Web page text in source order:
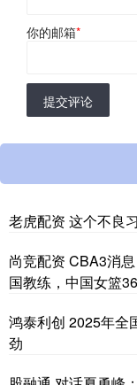
你的邮箱*
提交评论
老虎配资 这个不良
尚竞配资 CBA3消
国教练，中国女篮
鸿泰利创 2025年全
劲